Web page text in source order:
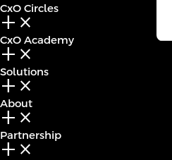
CxO Circles
add_2 close
CxO Academy
add_2 close
Solutions
add_2 close
About
add_2 close
Partnership
add_2 close